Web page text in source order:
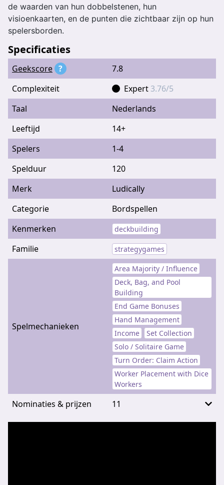
de waarden van hun dobbelstenen, hun
visioenkaarten, en de punten die zichtbaar zijn op hun
spelersborden.
Specificaties
Geekscore ?
7.8
Complexiteit
Expert 3.76/5
Taal
Nederlands
Leeftijd
14+
Spelers
1-4
Spelduur
120
Merk
Ludically
Categorie
Bordspellen
Kenmerken
deckbuilding
Familie strategygames
Spelmechanieken
Area Majority / Influence
Deck, Bag, and Pool
Building
End Game Bonuses
Hand Management
Income
Set Collection
Solo / Solitaire Game
Turn Order: Claim Action
Worker Placement with Dice
Workers
Nominaties & prijzen 11